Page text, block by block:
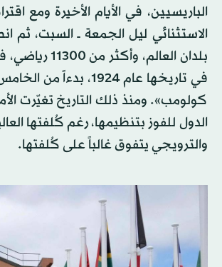
الباريسيين، في الأيام الأخيرة ومع
بلدان
كولومب». ومنذ ذلك التاريخ تغيّرت
والترويجي يتفوق غالباً على كُلفتها.